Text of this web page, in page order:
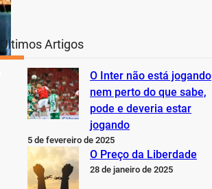
Últimos Artigos
O Inter não está jogando
nem perto do que sabe,
pode e deveria estar
jogando
5 de fevereiro de 2025
O Preço da Liberdade
28 de janeiro de 2025